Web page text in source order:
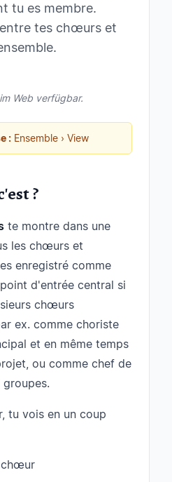
tu es membre.
tes chœurs et
Web verfügbar.
: Ensemble › View
?
te montre dans une
les chœurs et
enregistré comme
d'entrée central si
chœurs
ex. comme choriste
et en même temps
ou comme chef de
tu vois en un coup